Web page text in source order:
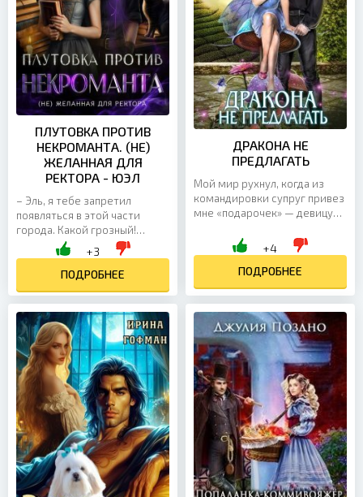
ПЛУТОВКА ПРОТИВ
НЕКРОМАНТА. (НЕ)
ЖЕЛАННАЯ ДЛЯ
РЕКТОРА - ЮЭЛ
– Эль, я тебе запретил
появляться в этой части
города. Какой грозный!
Лучше и дальше оставался
бы такой же непробиваемой
серой глыбой. – А с чего Вы...
+3
ПОДРОБНЕЕ
ДРАКОНА НЕ
ПРЕДЛАГАТЬ
Мой мир рухнул, когда из
командировки супруг привез
мне «подарочек» — девицу
Вот только его истинная пара
— я, дракон...
+4
ПОДРОБНЕЕ